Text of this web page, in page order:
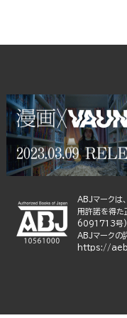
ABJマークは
用許諾を得
6091713号)
ABJマークの
https://